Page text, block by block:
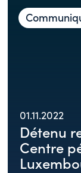
01.11.2022
Détenu
Centre